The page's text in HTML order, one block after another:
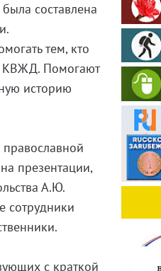
составлена
тем, кто
КВЖД. Помогают
историю
презентации,
А.Ю.
сотрудники
с краткой